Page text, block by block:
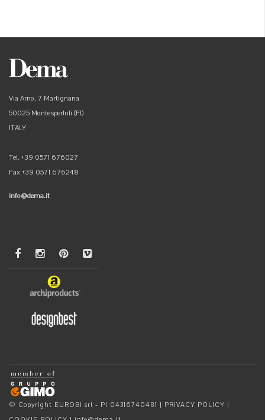
Via Arno, 7 Martignana
50025 Montespertoli (FI)
ITALY
Tel. +39 0571 676027
Fax +39 0571 676248
info@dema.it
© Copyright EUROBI srl - PI 04316740481 | PRIVACY POLICY |